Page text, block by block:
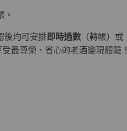
後均可安排即時過數 （轉帳）或
最尊榮、省心的老酒變現體驗！